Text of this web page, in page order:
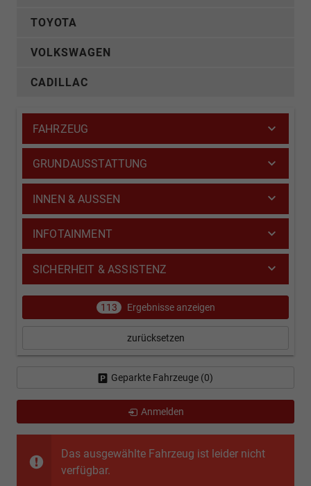
Das ausgewählte Fahrzeug ist leider nicht
verfügbar.
TOYOTA
VOLKSWAGEN
CADILLAC
FAHRZEUG
GRUNDAUSSTATTUNG
INNEN & AUSSEN
INFOTAINMENT
SICHERHEIT & ASSISTENZ
113 Ergebnisse anzeigen
zurücksetzen
Geparkte Fahrzeuge (0)
Anmelden